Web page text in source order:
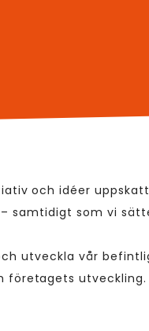
och idéer
samtidigt som vi
utveckla vår
företagets utveckling.